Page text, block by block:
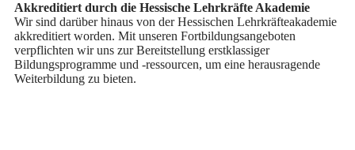
Akkreditiert durch die Hessische Lehrkräfte Akademie
Wir sind darüber hinaus von der Hessischen Lehrkräfteakademie
akkreditiert worden. Mit unseren Fortbildungsangeboten
verpflichten wir uns zur Bereitstellung erstklassiger
Bildungsprogramme und -ressourcen, um eine herausragende
Weiterbildung zu bieten.